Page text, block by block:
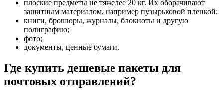
плоские предметы не тяжелее 20 кг. Их оборачивают
защитным материалом, например пузырьковой пленкой;
книги, брошюры, журналы, блокноты и другую
полиграфию;
фото;
документы, ценные бумаги.
Где купить дешевые пакеты для
почтовых отправлений?